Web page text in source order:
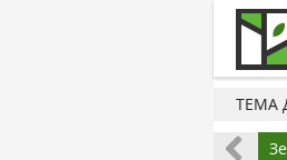
ТЕМА
Все